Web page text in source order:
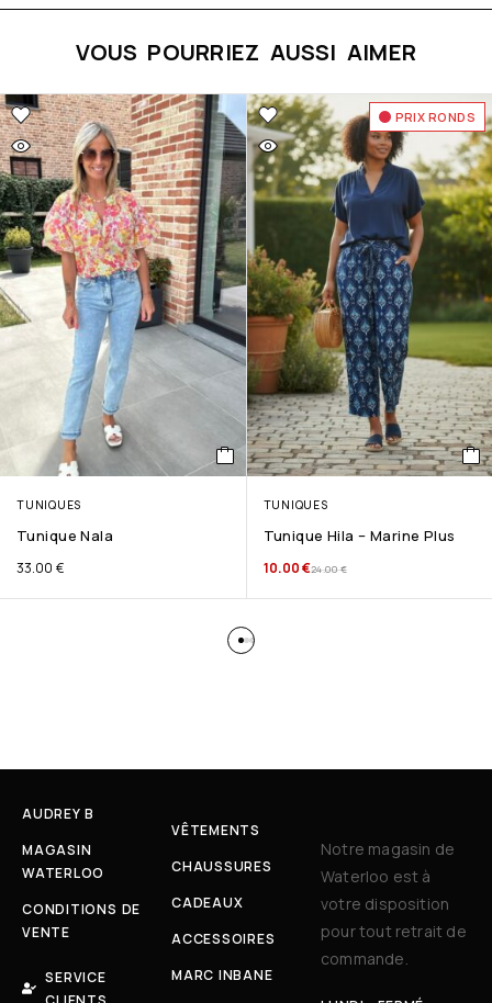
VOUS POURRIEZ AUSSI AIMER
TUNIQUES
Tunique Nala
33.00 €
PRIX RONDS
TUNIQUES
Tunique Hila – Marine Plus
24.00€
10.00€
AUDREY B
MAGASIN
WATERLOO
CONDITIONS DE
VENTE
SERVICE
VÊTEMENTS
CHAUSSURES
CADEAUX
ACCESSOIRES
MARC INBANE
Notre magasin de
Waterloo est à
votre disposition
pour tout retrait de
commande.